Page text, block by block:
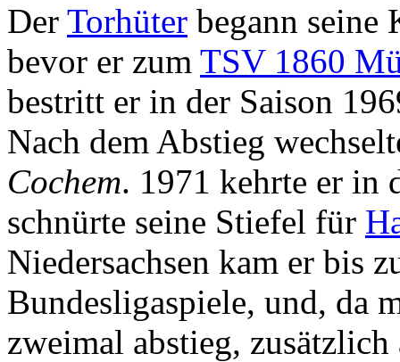
Der Torhüter begann
bevor er zum TSV 1860
bestritt er in der Saison
Nach dem Abstieg
Cochem. 1971 kehrte er in
schnürte seine Stiefel für
Niedersachsen kam er bis
Bundesligaspiele, und, da
zweimal abstieg,